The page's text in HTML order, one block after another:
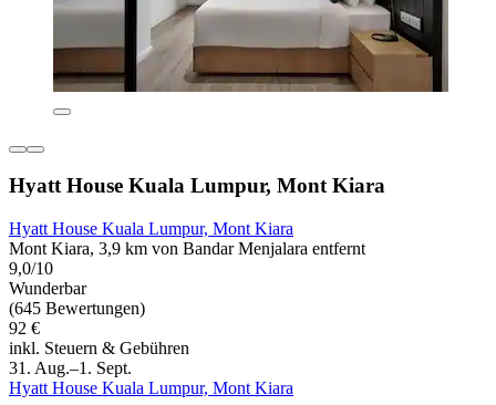
Hyatt House Kuala Lumpur, Mont Kiara
Hyatt House Kuala Lumpur, Mont Kiara
Mont Kiara, 3,9 km von Bandar Menjalara entfernt
9,0/10
Wunderbar
(645 Bewertungen)
92 €
inkl. Steuern & Gebühren
31. Aug.–1. Sept.
Hyatt House Kuala Lumpur, Mont Kiara